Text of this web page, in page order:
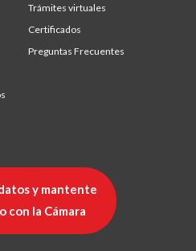
Trámites virtuales
Certificados
Preguntas Frecuentes
y mantente
con la Cámara